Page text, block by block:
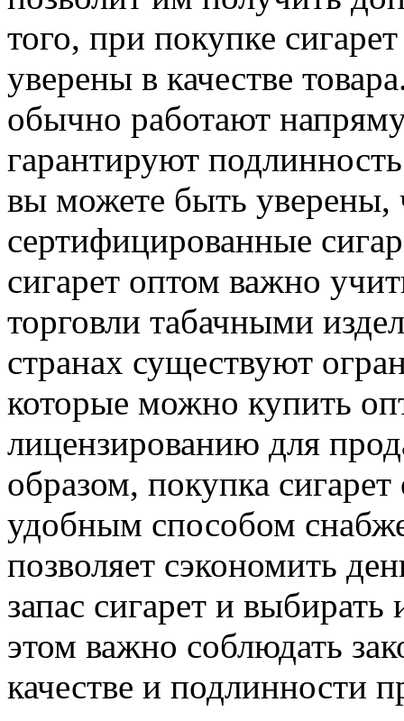
того, при покупке
уверены в качестве
обычно работают
гарантируют
вы можете быть уверены,
сертифицированные
сигарет оптом важно
торговли табачными
странах существуют
которые можно купить
лицензированию для
образом, покупка
удобным способом
позволяет сэкономить
запас сигарет и
этом важно соблюдать
качестве и подлинности